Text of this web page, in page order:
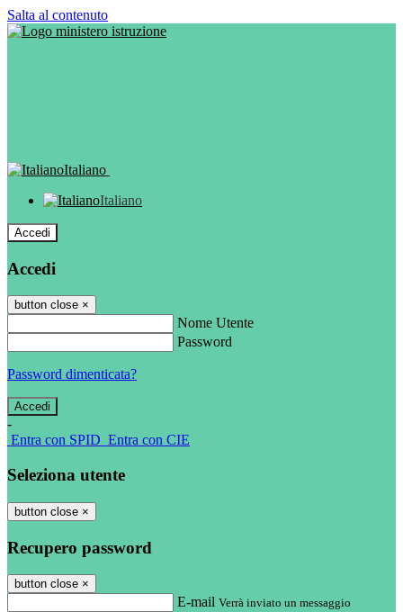
Salta al contenuto
Italiano
Italiano
Accedi
Accedi
button close ×
Nome Utente
Password
Password dimenticata?
-
Entra con SPID Entra con CIE
Seleziona utente
button close ×
Recupero password
button close ×
E-mail Verrà inviato un messaggio